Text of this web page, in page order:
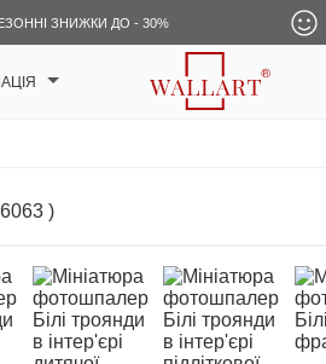
ЗНИЖКИ ДО - 30%
)